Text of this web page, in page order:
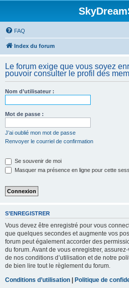
FAQ
Index du forum
Le forum exige que vous soyez
pouvoir consulter le profil des
Nom d’utilisateur :
Mot de passe :
J’ai oublié mon mot de passe
Renvoyer le courriel de confirmation
Se souvenir de moi
Masquer ma présence en ligne pour cette
S’ENREGISTRER
Vous devez être enregistré pour vous
que quelques secondes et augmente vos
forum peut également accorder des
du forum. Avant de vous enregistrer,
de nos conditions d’utilisation et de notre
de bien lire tout le règlement du forum.
Conditions d’utilisation | Politique de